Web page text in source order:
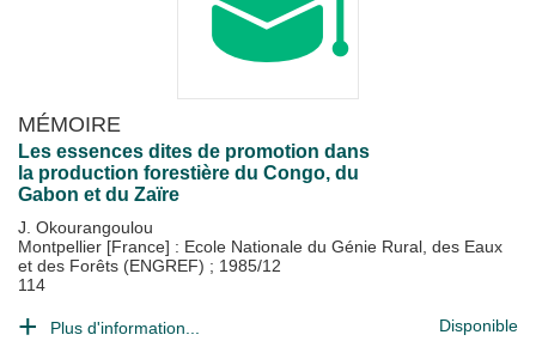
MÉMOIRE
Les essences dites de promotion dans
la production forestière du Congo, du
Gabon et du Zaïre
J. Okourangoulou
Montpellier [France] : Ecole Nationale du Génie Rural, des Eaux
et des Forêts (ENGREF) ; 1985/12
114
Plus d'information... Disponible